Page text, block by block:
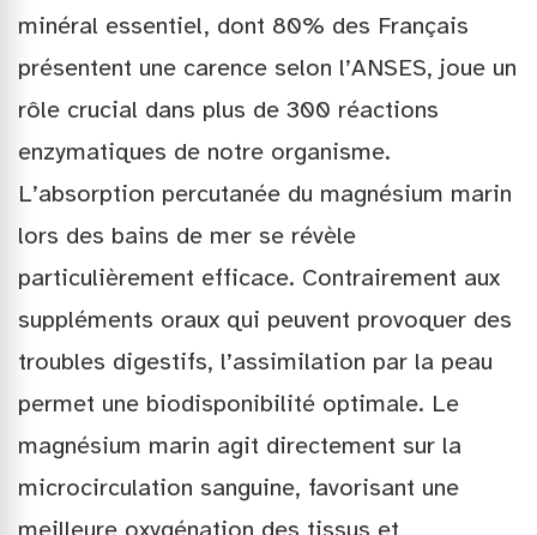
minéral essentiel, dont 80% des Français
présentent une carence selon l’ANSES, joue un
rôle crucial dans plus de 300 réactions
enzymatiques de notre organisme.
L’absorption percutanée du magnésium marin
lors des bains de mer se révèle
particulièrement efficace. Contrairement aux
suppléments oraux qui peuvent provoquer des
troubles digestifs, l’assimilation par la peau
permet une biodisponibilité optimale. Le
magnésium marin agit directement sur la
microcirculation sanguine, favorisant une